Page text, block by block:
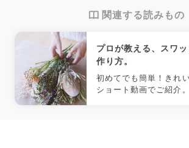
関連する読みもの
プロが教える、スワ
作り方。
初めてでも簡単！きれ
ショート動画でご紹介。